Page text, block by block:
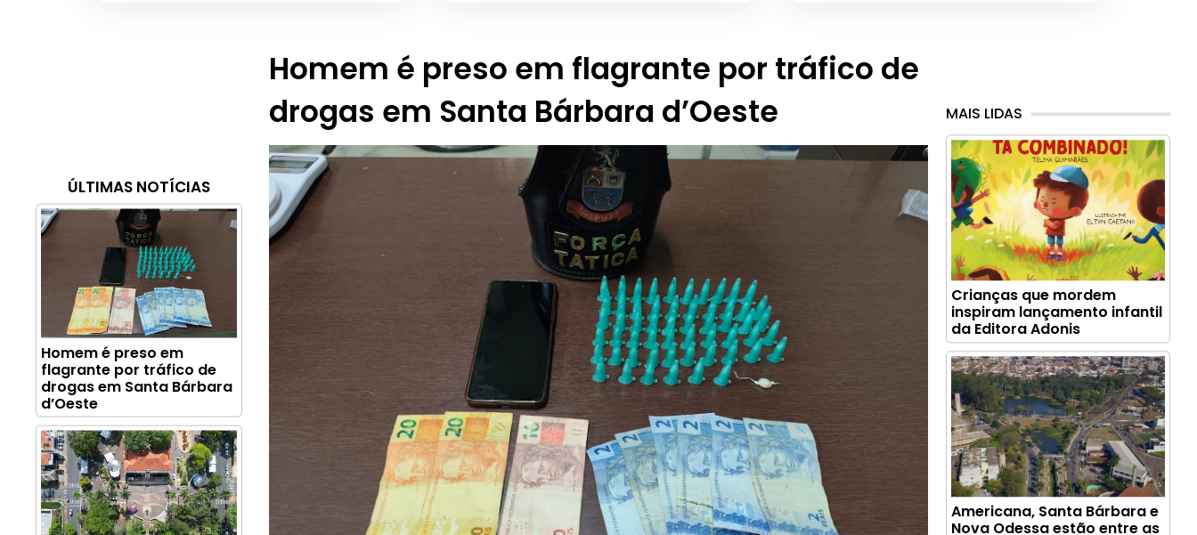
ÚLTIMAS NOTÍCIAS
Homem é preso em
flagrante por tráfico de
drogas em Santa Bárbara
d’Oeste
Homem é preso em flagrante por tráfico de
drogas em Santa Bárbara d’Oeste
MAIS LIDAS
Crianças que mordem
inspiram lançamento infantil
da Editora Adonis
Americana, Santa Bárbara e
Nova Odessa estão entre as